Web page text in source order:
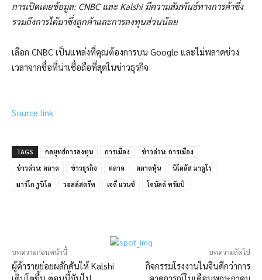
การเปิดเผยข้อมูล: CNBC และ Kalshi มีความสัมพันธ์ทางการค้าซึ่ง
รวมถึงการได้มาซึ่งลูกค้าและการลงทุนส่วนน้อย
เลือก CNBC เป็นแหล่งที่คุณต้องการบน Google และไม่พลาดช่วง
เวลาจากชื่อที่น่าเชื่อถือที่สุดในข่าวธุรกิจ
Source link
TAGS กลยุทธ์การลงทุน การเมือง
ข่าวด่วน: การเมือง
ข่าวด่วน: ตลาด
ข่าวธุรกิจ ตลาด ตลาดหุ้น
นิโคลัส มาดูโร
มาร์โก รูบิโอ
วอลล์สตรีท เจดี แวนซ์ โดนัลด์ ทรัมป์
บทความก่อนหน้านี้
ผู้ค้ารายย่อยผลักดันให้ Kalshi
บทความถัดไป
กิจกรรมโรงงานในจีนดีกว่าการ